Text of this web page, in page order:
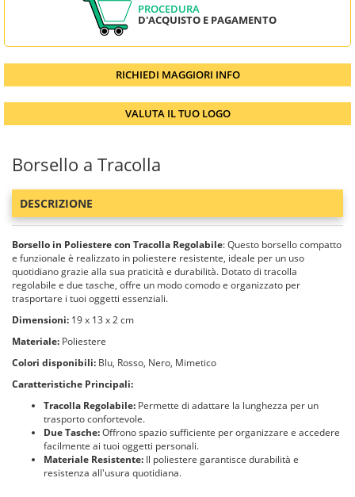
PROCEDURA
D'ACQUISTO E PAGAMENTO
RICHIEDI MAGGIORI INFO
VALUTA IL TUO LOGO
Borsello a Tracolla
DESCRIZIONE
Borsello in Poliestere con Tracolla Regolabile: Questo borsello compatto
e funzionale è realizzato in poliestere resistente, ideale per un uso
quotidiano grazie alla sua praticità e durabilità. Dotato di tracolla
regolabile e due tasche, offre un modo comodo e organizzato per
trasportare i tuoi oggetti essenziali.
Dimensioni: 19 x 13 x 2 cm
Materiale: Poliestere
Colori disponibili: Blu, Rosso, Nero, Mimetico
Caratteristiche Principali:
Tracolla Regolabile: Permette di adattare la lunghezza per un
trasporto confortevole.
Due Tasche:Offrono spazio sufficiente per organizzare e accedere
facilmente ai tuoi oggetti personali.
Materiale Resistente: Il poliestere garantisce durabilità e
resistenza all'usura quotidiana.